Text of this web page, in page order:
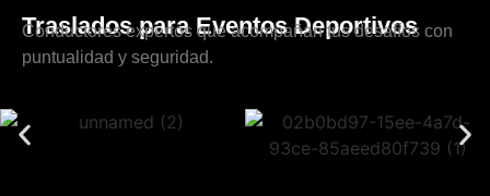
Traslados para Eventos Deportivos
Conductores expertos que acompañan tus desafíos con
puntualidad y seguridad.